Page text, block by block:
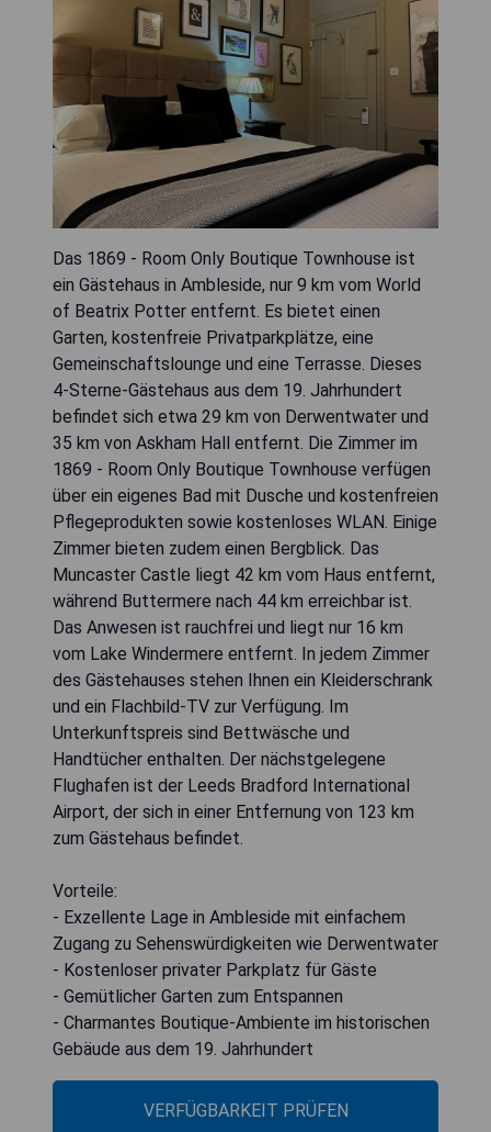
Das 1869 - Room Only Boutique Townhouse ist
ein Gästehaus in Ambleside, nur 9 km vom World
of Beatrix Potter entfernt. Es bietet einen
Garten, kostenfreie Privatparkplätze, eine
Gemeinschaftslounge und eine Terrasse. Dieses
4-Sterne-Gästehaus aus dem 19. Jahrhundert
befindet sich etwa 29 km von Derwentwater und
35 km von Askham Hall entfernt. Die Zimmer im
1869 - Room Only Boutique Townhouse verfügen
über ein eigenes Bad mit Dusche und kostenfreien
Pflegeprodukten sowie kostenloses WLAN. Einige
Zimmer bieten zudem einen Bergblick. Das
Muncaster Castle liegt 42 km vom Haus entfernt,
während Buttermere nach 44 km erreichbar ist.
Das Anwesen ist rauchfrei und liegt nur 16 km
vom Lake Windermere entfernt. In jedem Zimmer
des Gästehauses stehen Ihnen ein Kleiderschrank
und ein Flachbild-TV zur Verfügung. Im
Unterkunftspreis sind Bettwäsche und
Handtücher enthalten. Der nächstgelegene
Flughafen ist der Leeds Bradford International
Airport, der sich in einer Entfernung von 123 km
zum Gästehaus befindet.
Vorteile:
- Exzellente Lage in Ambleside mit einfachem
Zugang zu Sehenswürdigkeiten wie Derwentwater
- Kostenloser privater Parkplatz für Gäste
- Gemütlicher Garten zum Entspannen
- Charmantes Boutique-Ambiente im historischen
Gebäude aus dem 19. Jahrhundert
VERFÜGBARKEIT PRÜFEN